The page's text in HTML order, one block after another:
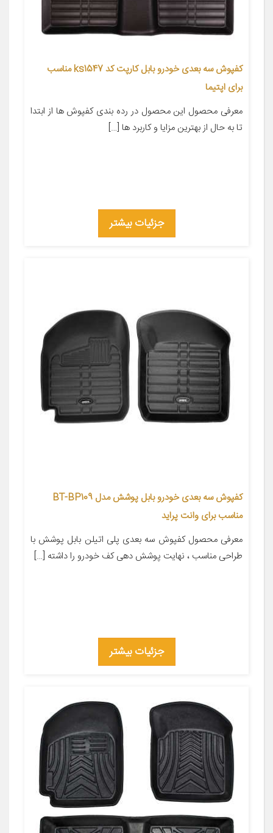
کفپوش سه بعدی خودرو بابل کارپت کد ks1547 مناسب
برای اپتیما
معرفی محصول این محصول در رده بندی کفپوش ها از ابتدا
تا به حال از بهترین مزایا و کاربرد ها […]
جزئیات بیشتر
کفپوش سه بعدی خودرو بابل پوشش مدل BT-BP109
مناسب برای وانت پراید
معرفی محصول کفپوش سه بعدی پلی اتیلن بابل پوشش با
طراحی مناسب ، نهایت پوشش دهی کف خودرو را داشته […]
جزئیات بیشتر